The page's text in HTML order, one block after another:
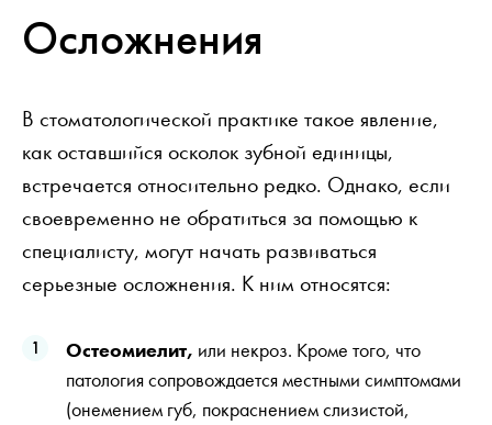
Осложнения
В стоматологической практике такое явление,
как оставшийся осколок зубной единицы,
встречается относительно редко. Однако, если
своевременно не обратиться за помощью к
специалисту, могут начать развиваться
серьезные осложнения. К ним относятся:
Остеомиелит, или некроз. Кроме того, что
патология сопровождается местными симптомами
(онемением губ, покраснением слизистой,